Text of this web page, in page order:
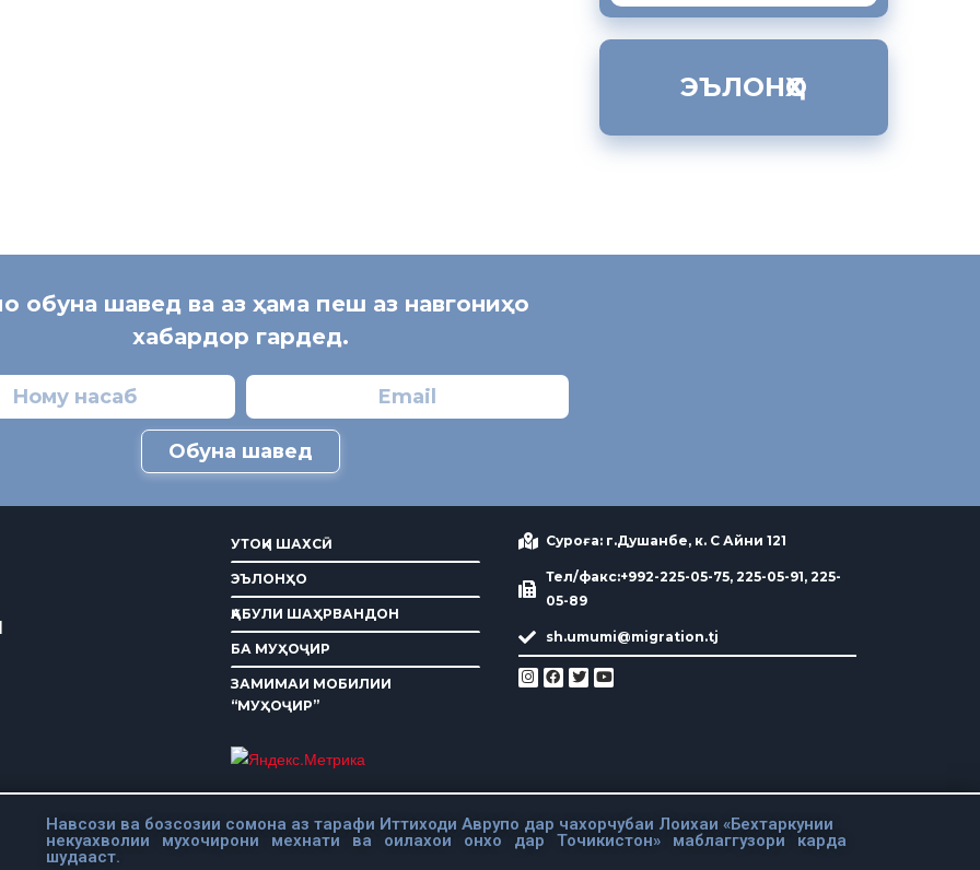
ЭЪЛОНҲО
обуна шавед ва аз ҳама пеш аз навгониҳо
хабардор гардед.
Обуна шавед
УТОҚИ ШАХСӢ
ЭЪЛОНҲО
ҚАБУЛИ ШАҲРВАНДОН
БА МУҲОҶИР
ЗАМИМАИ МОБИЛИИ
“МУҲОҶИР”
Суроға: г.Душанбе, к. С Айни 121
Тел/факс:+992-225-05-75, 225-05-91, 225-
05-89
sh.umumi@migration.tj
Навсози ва бозсозии сомона аз тарафи Иттиходи Аврупо дар чахорчубаи Лоихаи «Бехтаркунии
некуахволии мухочирони мехнати ва оилахои онхо дар Точикистон» маблаггузори карда
шудааст.